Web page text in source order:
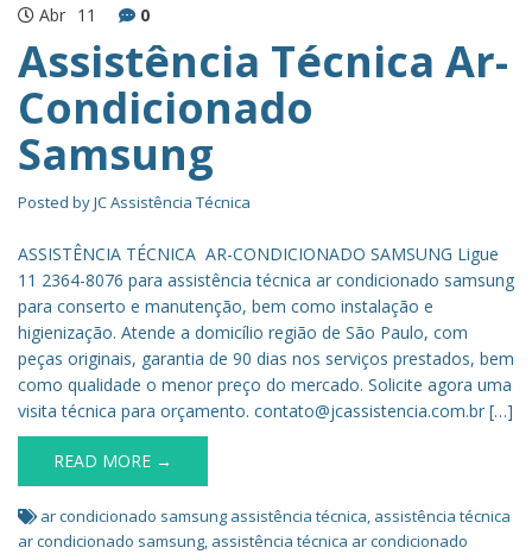
Abr 11 0
Assistência Técnica Ar-
Condicionado
Samsung
Posted byJC Assistência Técnica
ASSISTÊNCIA TÉCNICA AR-CONDICIONADO SAMSUNG Ligue
11 2364-8076 para assistência técnica ar condicionado samsung
para conserto e manutenção, bem como instalação e
higienização. Atende a domicílio região de São Paulo, com
peças originais, garantia de 90 dias nos serviços prestados, bem
como qualidade o menor preço do mercado. Solicite agora uma
visita técnica para orçamento. contato@jcassistencia.com.br […]
READ MORE →
ar condicionado samsung assistência técnica, assistência técnica
ar condicionado samsung, assistência técnica ar condicionado